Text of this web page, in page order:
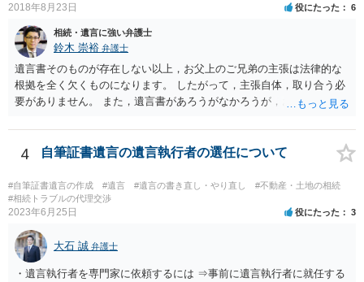
2018年8月23日 役にたった 6
相続・遺言に強い弁護士
鈴木 崇裕 弁護士
遺言書そのものが存在しない以上，お父上のご兄弟の主張は法律的な
根拠を全く欠くものになります。 したがって，主張自体，取り合う必
要がありません。 また，遺言書があろうがなかろうが，お父上のご兄
ご回答にもありますが， 代理人弁護士をたてて，その弁護士から相手
方に対して， ・相続に関する主張は法的根拠がなく，一切応じないこ
と ・今後一切の連絡をしてこないでほしいこと ・連絡を継続してくる
ようであれば警察への通報や法的措置も辞さないこと などを記載した
書面を発送してもらうことがよろしいように思います。
4 自筆証書遺言の遺言執行者の選任について
#自筆証書遺言の作成 #遺言 #遺言の書き直し・やり直し
#不動産・土地の相続
#相続トラブルの代理交渉
2023年6月25日 役にたった 3
大石 誠 弁護士
・遺言執行者を専門家に依頼するには ⇒事前に遺言執行者に就任する